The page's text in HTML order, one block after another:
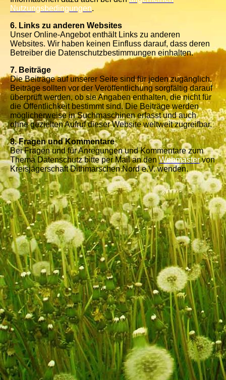
Nutzungsbedingungen.
6. Links zu anderen Websites
Unser Online-Angebot enthält Links zu anderen
Websites. Wir haben keinen Einfluss darauf, dass deren
Betreiber die Datenschutzbestimmungen einhalten.
7. Beiträge
Die Beiträge auf unserer Seite sind für jeden zugänglich.
Beiträge sollten vor der Veröffentlichung sorgfältig darauf
überprüft werden, ob sie Angaben enthalten, die nicht für
die Öffentlichkeit bestimmt sind. Die Beiträge werden
möglicherweise in Suchmaschinen erfasst und auch
ohne gezielten Aufruf dieser Website weltweit zugreifbar.
8. Fragen und Kommentare
Bei Fragen und für Anregungen und Kommentare zum
Thema Datenschutz bitte per Mail an denWebmastervon
Kreisjägerschaft Dithmarschen Nord e.V. wenden.